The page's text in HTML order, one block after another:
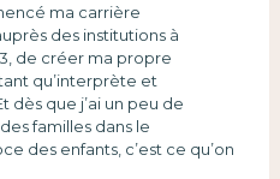
ma carrière
des institutions à
de créer ma propre
qu’interprète et
que j’ai un peu de
familles dans le
des enfants, c’est ce qu’on